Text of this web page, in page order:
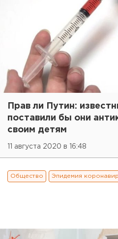
Прав ли Путин:
поставили бы они
своим детям
11 августа 2020 в 16:48
Общество Эпидемия